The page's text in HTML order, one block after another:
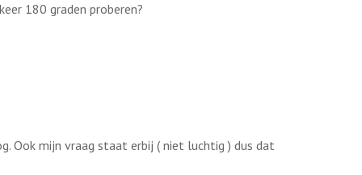
180 graden proberen?
Ook mijn vraag staat erbij ( niet luchtig ) dus dat